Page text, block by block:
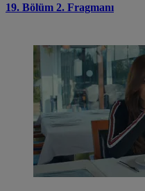
19. Bölüm 2. Fragmanı